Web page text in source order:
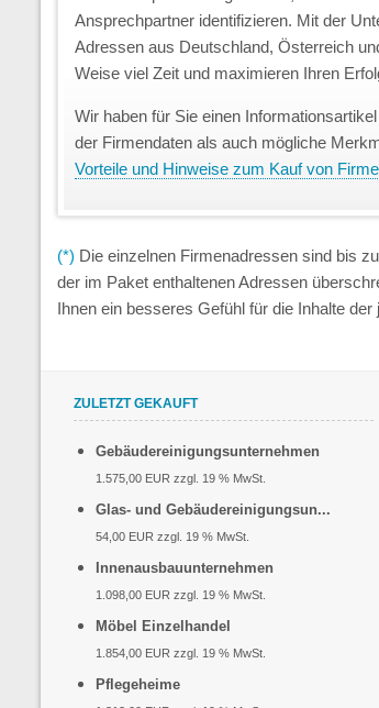
Ansprechpartner identifizieren. Mit der
Adressen aus Deutschland, Österreich
Weise viel Zeit und maximieren Ihren
Wir haben für Sie einen
der Firmendaten als auch mögliche
Vorteile und Hinweise zum Kauf von
(*) Die einzelnen Firmenadressen sind bis
der im Paket enthaltenen Adressen
Ihnen ein besseres Gefühl für die Inhalte
ZULETZT GEKAUFT
Gebäudereinigungsunternehmen
1.575,00 EUR zzgl. 19 % MwSt.
Glas- und Gebäudereinigungsun...
54,00 EUR zzgl. 19 % MwSt.
Innenausbauunternehmen
1.098,00 EUR zzgl. 19 % MwSt.
Möbel Einzelhandel
1.854,00 EUR zzgl. 19 % MwSt.
Pflegeheime